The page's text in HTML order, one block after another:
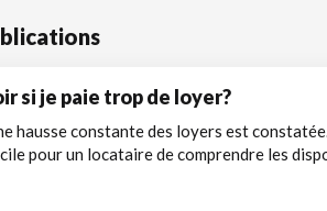
si je paie trop de loyer?
hausse constante des loyers est
pour un locataire de comprendre les